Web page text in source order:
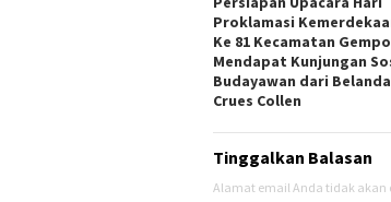
Proklamasi
Ke 81 Kecamatan
Mendapat Kunjungan
Budayawan dari
Crues Collen
Tinggalkan Balasan
Alamat email Anda tidak akan